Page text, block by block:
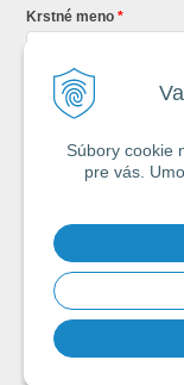
Súbory cookie
pre vás.
Krstné meno
Registráciou súhlasíte
Každý týždeň si od
akčná ponuka. 1x
Ochrana vašich
našimi zásadami